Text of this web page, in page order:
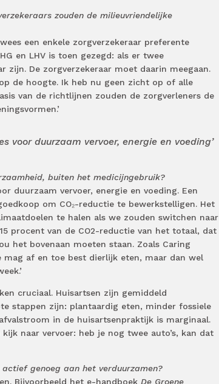
zouden de milieuvriendelijke
een enkele zorgverzekeraar preferente
en LHV is toen gezegd: als er twee
zijn. De zorgverzekeraar moet daarin meegaan.
de hoogte. Ik heb nu geen zicht op of alle
van de richtlijnen zouden de zorgverleners de
voor duurzaam vervoer, energie en voeding’
buiten het medicijngebruik?
duurzaam vervoer, energie en voeding. Een
om CO₂-reductie te bewerkstelligen. Het
te halen als we zouden switchen naar
procent van de CO2-reductie van het totaal, dat
het bovenaan moeten staan. Zoals Caring
af en toe best dierlijk eten, maar dan wel
cruciaal. Huisartsen zijn gemiddeld
stappen zijn: plantaardig eten, minder fossiele
in de huisartsenpraktijk is marginaal.
naar vervoer: heb je nog twee auto’s, kan dat
genoeg aan het verduurzamen?
Bijvoorbeeld het e-handboek De Groene